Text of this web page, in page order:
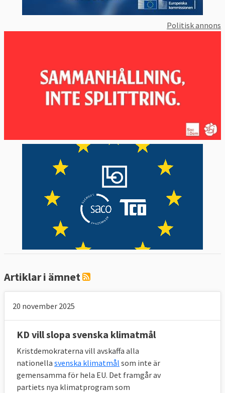
Politisk annons
Artiklar i ämnet
20 november 2025
KD vill slopa svenska klimatmål
Kristdemokraterna vill avskaffa alla
nationella svenska klimatmål som inte är
gemensamma för hela EU. Det framgår av
partiets nya klimatprogram som